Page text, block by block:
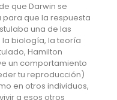
que Darwin se
que la respuesta
una de las
biología, la teoría
Hamilton
un comportamiento
tu reproducción)
en otros individuos,
a esos otros